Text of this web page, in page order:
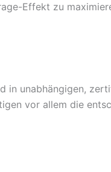
Effekt zu
in unabhängigen,
vor allem die